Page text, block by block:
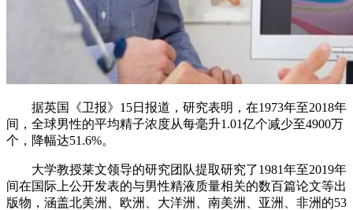
据英国《卫报》15日报道，研究表明，在1973年至2018年
间，全球男性的平均精子浓度从每毫升1.01亿个减少至4900万
个，降幅达51.6%。
大学教授莱文领导的研究团队提取研究了1981年至2019年
间在国际上公开发表的与男性精液质量相关的数百篇论文等出
版物，涵盖北美洲、欧洲、大洋洲、南美洲、亚洲、非洲的53